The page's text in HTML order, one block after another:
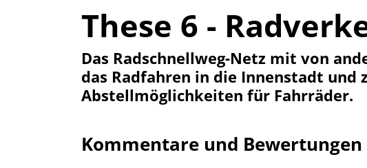
These 6 -
Das Radschnellweg-Netz mit von
das Radfahren in die Innenstadt
Abstellmöglichkeiten für Fahrräder.
Kommentare und Bewertungen